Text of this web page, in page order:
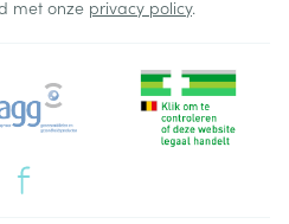
met onze privacy policy.